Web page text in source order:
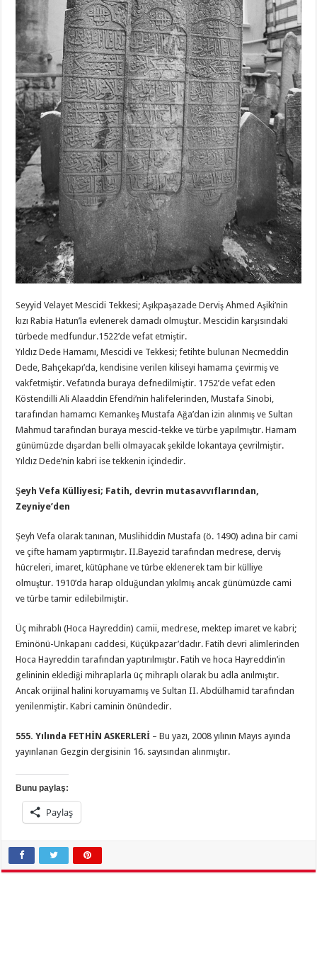
Seyyid Velayet Mescidi Tekkesi; Aşıkpaşazade Derviş Ahmed Aşiki’nin
kızı Rabia Hatun’la evlenerek damadı olmuştur. Mescidin karşısındaki
türbede medfundur.1522’de vefat etmiştir.
Yıldız Dede Hamamı, Mescidi ve Tekkesi; fetihte bulunan Necmeddin
Dede, Bahçekapı’da, kendisine verilen kiliseyi hamama çevirmiş ve
vakfetmiştir. Vefatında buraya defnedilmiştir. 1752’de vefat eden
Köstendilli Ali Alaaddin Efendi’nin halifelerinden, Mustafa Sinobi,
tarafından hamamcı Kemankeş Mustafa Ağa’dan izin alınmış ve Sultan
Mahmud tarafından buraya mescid-tekke ve türbe yapılmıştır. Hamam
günümüzde dışardan belli olmayacak şekilde lokantaya çevrilmiştir.
Yıldız Dede’nin kabri ise tekkenin içindedir.
Şeyh Vefa Külliyesi; Fatih, devrin mutasavvıflarından,
Zeyniye’den
Şeyh Vefa olarak tanınan, Muslihiddin Mustafa (ö. 1490) adına bir cami
ve çifte hamam yaptırmıştır. II.Bayezid tarafından medrese, derviş
hücreleri, imaret, kütüphane ve türbe eklenerek tam bir külliye
olmuştur. 1910’da harap olduğundan yıkılmış ancak günümüzde cami
ve türbe tamir edilebilmiştir.
Üç mihrablı (Hoca Hayreddin) camii, medrese, mektep imaret ve kabri;
Eminönü-Unkapanı caddesi, Küçükpazar’dadır. Fatih devri alimlerinden
Hoca Hayreddin tarafından yaptırılmıştır. Fatih ve hoca Hayreddin’in
gelininin eklediği mihraplarla üç mihraplı olarak bu adla anılmıştır.
Ancak orijinal halini koruyamamış ve Sultan II. Abdülhamid tarafından
yenilenmiştir. Kabri caminin önündedir.
555. Yılında FETHİN ASKERLERİ – Bu yazı, 2008 yılının Mayıs ayında
yayınlanan Gezgin dergisinin 16. sayısından alınmıştır.
Bunu paylaş:
Paylaş